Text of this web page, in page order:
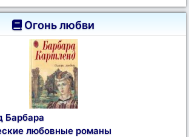
Огонь любви
Барбара
любовные романы